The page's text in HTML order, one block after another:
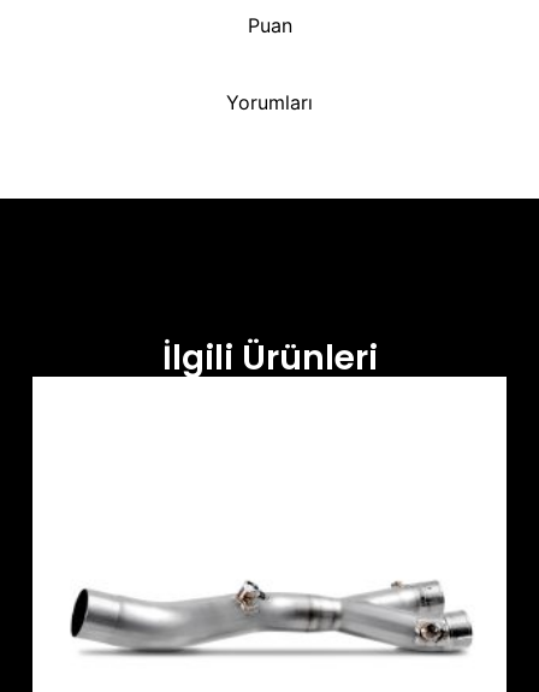
Puan
Yorumları
İlgili Ürünleri